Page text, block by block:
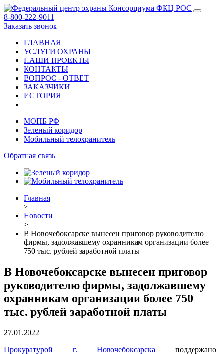
8-800-222-9011
Заказать звонок
ГЛАВНАЯ
УСЛУГИ ОХРАНЫ
НАШИ ПРОЕКТЫ
КОНТАКТЫ
ВОПРОС - ОТВЕТ
ЗАКАЗЧИКИ
ИСТОРИЯ
МОПБ РФ
Зеленый коридор
Мобильный телохранитель
Обратная связь
Главная
>
Новости
>
В Новочебоксарске вынесен приговор руководителю
фирмы, задолжавшему охранникам организации более
750 тыс. рублей заработной платы
В Новочебоксарске вынесен приговор
руководителю фирмы, задолжавшему
охранникам организации более 750
тыс. рублей заработной платы
27.01.2022
Прокуратурой г. Новочебоксарска поддержано